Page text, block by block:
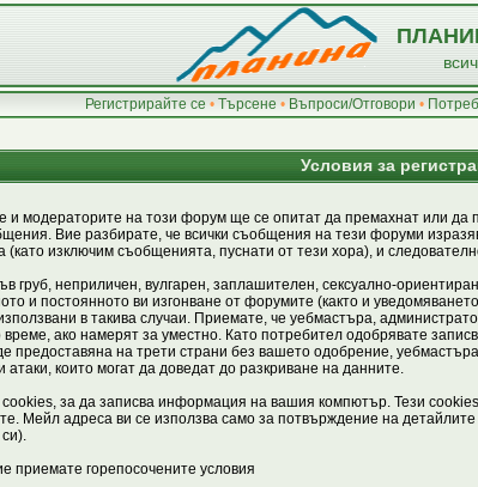
Регистрирайте се • Търсене • Въпроси/Отговори •
Условия за
и модераторите на този форум ще се опитат да премахнат или
Вие разбирате, че всички съобщения на тези форуми
изключим съобщенията, пуснати от тези хора), и
груб, неприличен, вулгарен, заплашителен, сексуално-
и постоянното ви изгонване от форумите (както и
в такива случаи. Приемате, че уебмастъра,
време, ако намерят за уместно. Като потребител одобрявате
предоставяна на трети страни без вашето одобрение,
атаки, които могат да доведат до разкриване на данните.
за да записва информация на вашия компютър. Тези
Мейл адреса ви се използва само за потвърждение на
приемате горепосочените условия